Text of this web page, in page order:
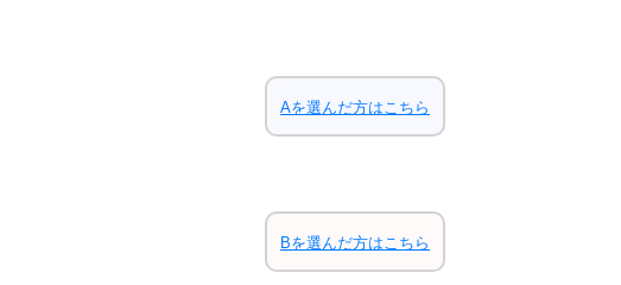
Aを選んだ方はこちら
Bを選んだ方はこちら